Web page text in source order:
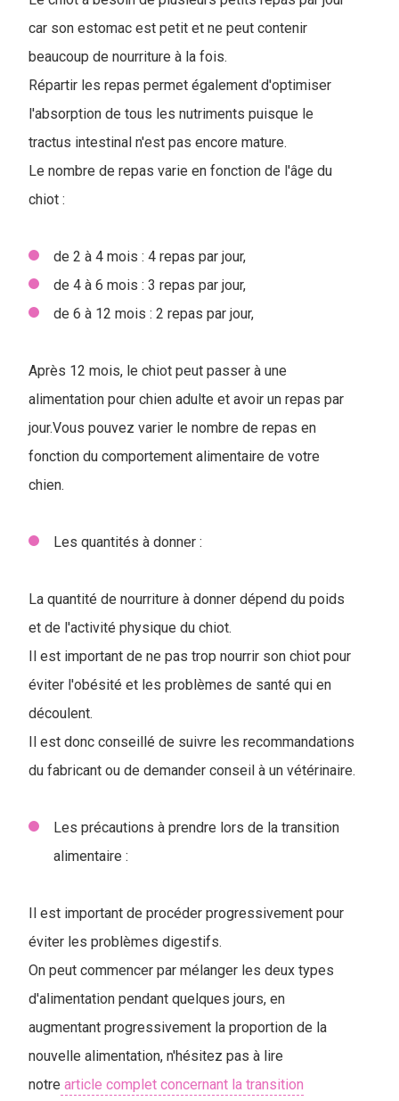
car son estomac est petit et ne peut contenir
beaucoup de nourriture à la fois.
Répartir les repas permet également d'optimiser
l'absorption de tous les nutriments puisque le
tractus intestinal n'est pas encore mature.
Le nombre de repas varie en fonction de l'âge du
chiot :
de 2 à 4 mois : 4 repas par jour,
de 4 à 6 mois : 3 repas par jour,
de 6 à 12 mois : 2 repas par jour,
Après 12 mois, le chiot peut passer à une
alimentation pour chien adulte et avoir un repas par
jour.Vous pouvez varier le nombre de repas en
fonction du comportement alimentaire de votre
chien.
Les quantités à donner :
La quantité de nourriture à donner dépend du poids
et de l'activité physique du chiot.
Il est important de ne pas trop nourrir son chiot pour
éviter l'obésité et les problèmes de santé qui en
découlent.
Il est donc conseillé de suivre les recommandations
du fabricant ou de demander conseil à un vétérinaire.
Les précautions à prendre lors de la transition
alimentaire :
Il est important de procéder progressivement pour
éviter les problèmes digestifs.
On peut commencer par mélanger les deux types
d'alimentation pendant quelques jours, en
augmentant progressivement la proportion de la
nouvelle alimentation, n'hésitez pas à lire
notre article complet concernant la transition